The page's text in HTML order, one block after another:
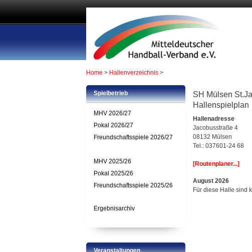
Home > Hallenverzeichnis >
Spielbetrieb
MHV 2026/27
Pokal 2026/27
Freundschaftsspiele 2026/27
MHV 2025/26
Pokal 2025/26
Freundschaftsspiele 2025/26
Ergebnisarchiv
Veranstaltungen
SH Mülsen
Hallenspielplan
Hallenadresse
Jacobusstraße 4
08132 Mülsen
Tel.: 037601-24 68
[Routenplaner...]
August 2026
Für diese Halle sind